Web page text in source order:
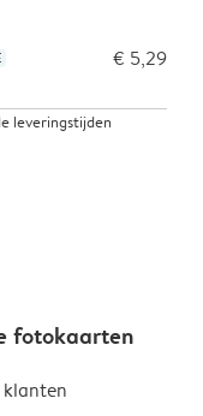
€ 5,29
leveringstijden
fotokaarten